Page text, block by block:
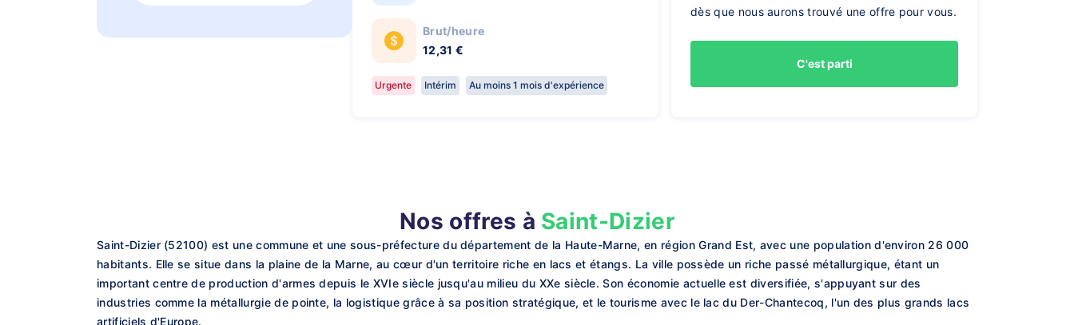
Brut/heure
12,31 €
Urgente Intérim Au moins 1 mois d'expérience
dès que nous aurons trouvé une offre pour vous.
C'est parti
Nos offres à Saint-Dizier
Saint-Dizier (52100) est une commune et une sous-préfecture du département de la Haute-Marne, en région Grand Est, avec une population d'environ 26 000
habitants. Elle se situe dans la plaine de la Marne, au cœur d'un territoire riche en lacs et étangs. La ville possède un riche passé métallurgique, étant un
important centre de production d'armes depuis le XVIe siècle jusqu'au milieu du XXe siècle. Son économie actuelle est diversifiée, s'appuyant sur des
industries comme la métallurgie de pointe, la logistique grâce à sa position stratégique, et le tourisme avec le lac du Der-Chantecoq, l'un des plus grands lacs
artificiels d'Europe.